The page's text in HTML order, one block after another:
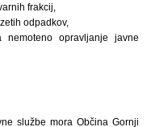
frakcij,
odpadkov,
opravljanje javne
službe mora Občina Gornji